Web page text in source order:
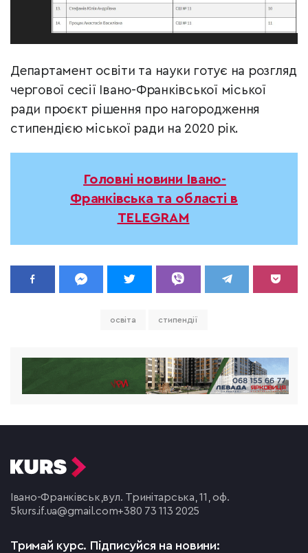
Департамент освіти та науки готує на розгляд
чергової сесії Івано-Франківської міської
ради проєкт рішення про нагородження
стипендією міської ради на 2020 рік.
Головні новини Івано-
Франківська та області в
TELEGRAM
освіта стипендії
Івано-Франківськ, вул. Тринітарська, 11, оф.
5 kurs.if.ua@gmail.com+380 73 113 2025
Тримай курс. Підписуйся на новини: